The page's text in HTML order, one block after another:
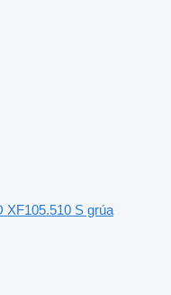
XF105.510 S grúa